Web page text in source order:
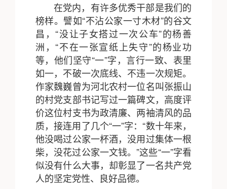
在党内，有许多优秀干部是我们的
榜样。譬如“不沾公家一寸木材”的谷文
昌，“没让子女搭过一次公车”的杨善
洲，“不在一张宣纸上失守”的杨业功
等，他们坚守“一”字，言行一致、表里
如一，不破一次底线、不违一次规矩。
作家魏巍曾为河北农村一位名叫张振山
的村党支部书记写过一篇碑文，高度评
价这位村支书为政清廉、两袖清风的品
质，接连用了几个“一”字：“数十年来，
他没喝过公家一杯酒，没用过集体一根
柴，没花过公家一文钱。”这些“一”字看
似没有什么大事，却彰显了一名共产党
人的坚定党性、良好品德。